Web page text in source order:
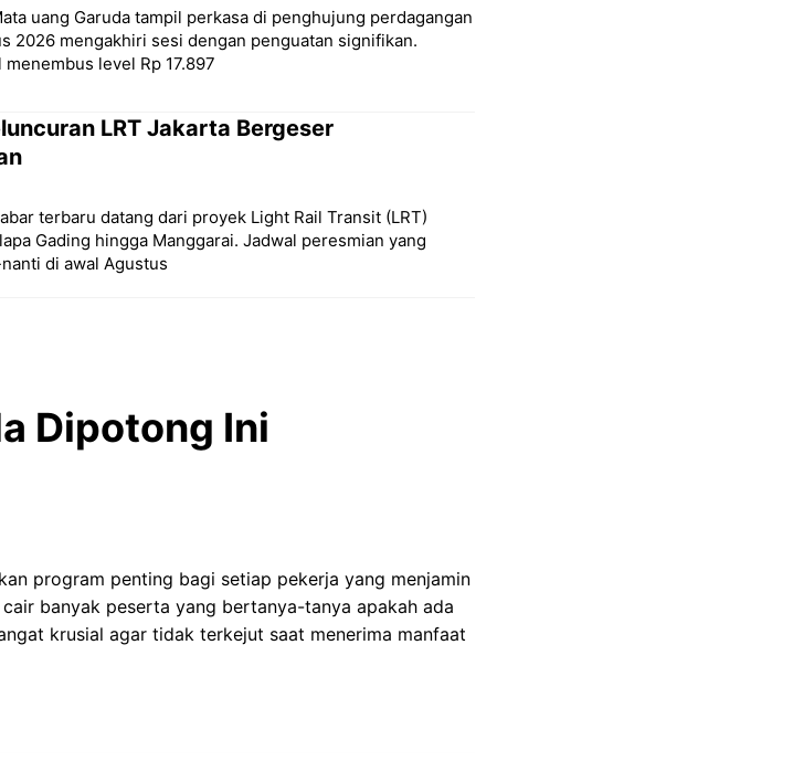
uang Garuda tampil perkasa di penghujung perdagangan
2026 mengakhiri sesi dengan penguatan signifikan.
level Rp 17.897
LRT Jakarta Bergeser
terbaru datang dari proyek Light Rail Transit (LRT)
Gading hingga Manggarai. Jadwal peresmian yang
di awal Agustus
Dipotong Ini
program penting bagi setiap pekerja yang menjamin
banyak peserta yang bertanya-tanya apakah ada
krusial agar tidak terkejut saat menerima manfaat